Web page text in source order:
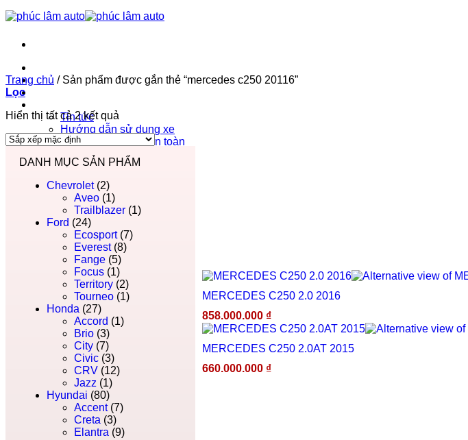
Phúc Lâm Auto
Tin tức
Hướng dẫn sử dụng xe
Hướng dẫn lái xe an toàn
Trang chủ /Sản phẩm được gắn thẻ “mercedes c250 20116”
Lọc
Hiển thị tất cả 2 kết quả
DANH MỤC SẢN PHẨM
Chevrolet (2)
Aveo (1)
Trailblazer (1)
Ford (24)
Ecosport (7)
Everest (8)
Fange (5)
Focus (1)
Territory (2)
Tourneo (1)
Honda (27)
Accord (1)
Brio (3)
City (7)
Civic (3)
CRV (12)
Jazz (1)
Hyundai (80)
Accent (7)
Creta (3)
Elantra (9)
MERCEDES C250 2.0 2016
858.000.000 ₫
MERCEDES C250 2.0AT 2015
660.000.000 ₫